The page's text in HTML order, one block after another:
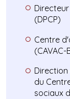
(DPCP)
Centre
(CAVAC-
du
sociaux